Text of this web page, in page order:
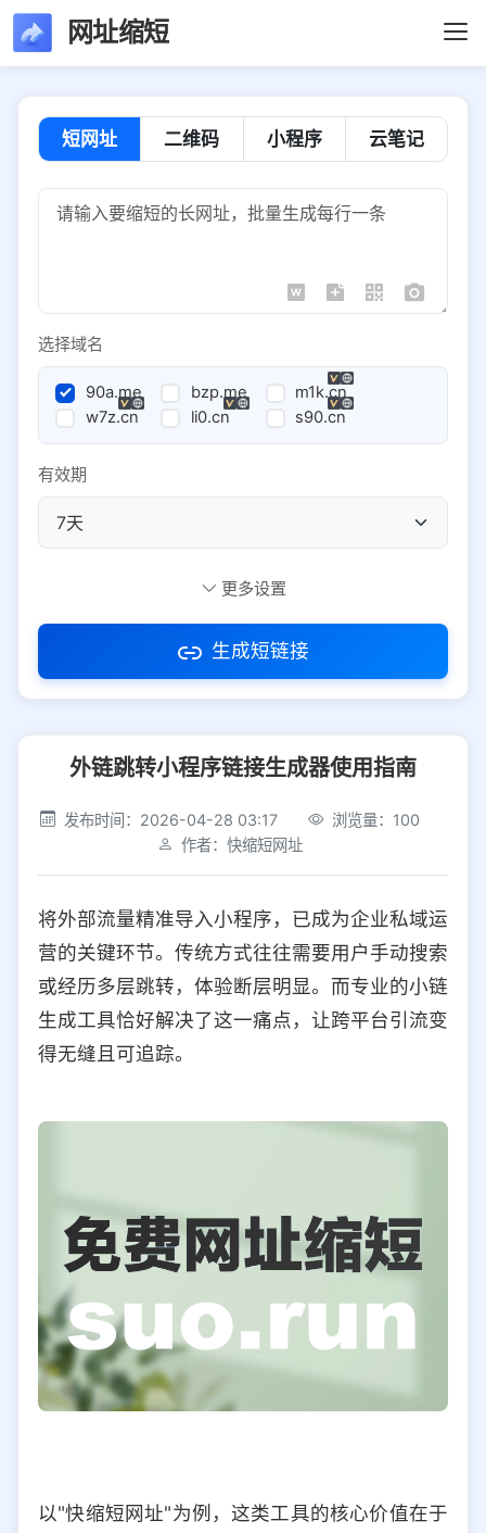
网址缩短
短网址 二维码 小程序 云笔记
选择域名
90a.me bzp.me
m1k.cn
w7z.cn
li0.cn s90.cn
有效期
访问密码
社交平台 电商平台
选择防红平台类型，避免链接被拦截
iOS Android PC 其他
选择允许访问的平台类型
更多设置
生成短链接
外链跳转小程序链接生成器使用指南
发布时间：2026-04-28 03:17
浏览量：100
作者：快缩短网址
将外部流量精准导入小程序，已成为企业私域运
营的关键环节。传统方式往往需要用户手动搜索
或经历多层跳转，体验断层明显。而专业的小链
生成工具恰好解决了这一痛点，让跨平台引流变
得无缝且可追踪。
以"快缩短网址"为例，这类工具的核心价值在于